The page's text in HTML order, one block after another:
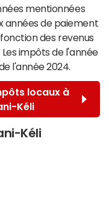
mentionnées
années de paiement
des revenus
impôts de l'année
l'année 2024.
locaux à
Kéli
Kéli